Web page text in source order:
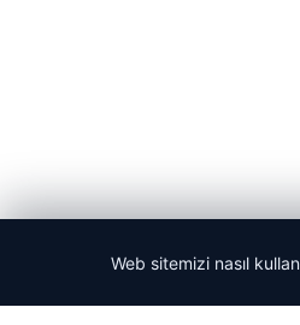
Web sitemizi nasıl